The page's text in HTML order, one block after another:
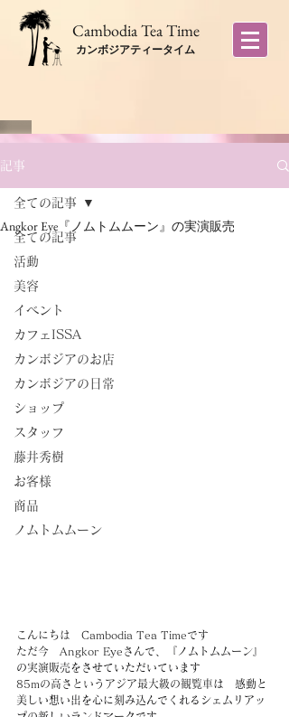
​Cambodia Tea Time
カンボジアティータイム
記事
全ての記事
活動
美容
イベント
カフェISSA
カンボジアのお店
カンボジアの日常
ショップ
スタッフ
藤井秀樹
お客様
商品
ノムトムムーン
全ての記事
Angkor Eye『ノムトムムーン』の実演販売
こんにちは　Cambodia Tea Timeです
ただ今　Angkor Eyeさんで、『ノムトムムーン』
の実演販売をさせていただいています
85mの高さというアジア最大級の観覧車は　感動と
美しい想い出を心に刻み込んでくれるシェムリアッ